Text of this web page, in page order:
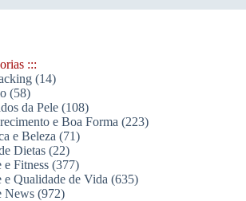
:::
(14)
(58)
da Pele(108)
e Boa Forma (223)
e Beleza (71)
Dietas(22)
e Fitness(377)
e Qualidade de Vida (635)
News(972)